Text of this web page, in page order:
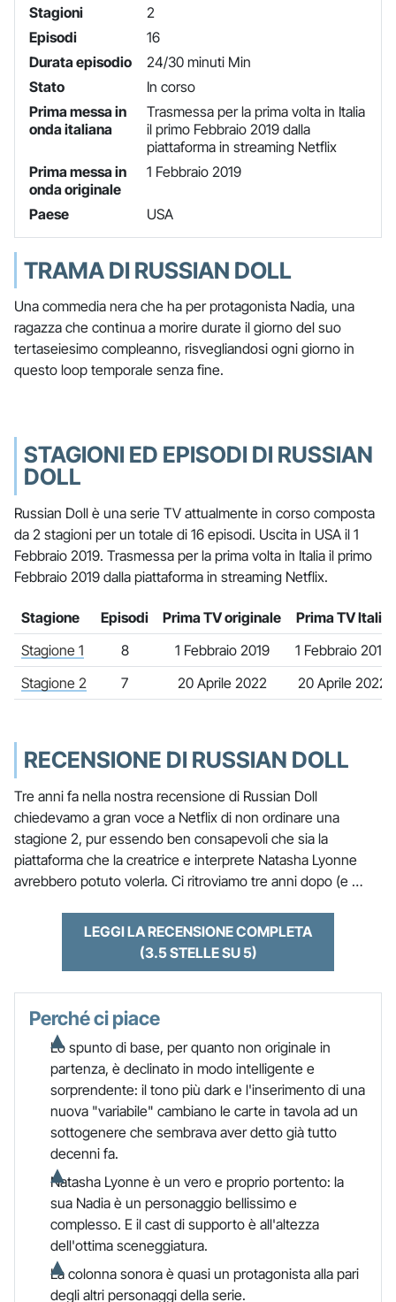
Stagioni
2
Episodi
16
Durata episodio
24/30 minuti Min
Stato
In corso
Prima messa in
onda italiana
Trasmessa per la prima volta in Italia
il primo Febbraio 2019 dalla
piattaforma in streaming Netflix
Prima messa in
onda originale
1 Febbraio 2019
Paese USA
TRAMA DI RUSSIAN DOLL
Una commedia nera che ha per protagonista Nadia, una
ragazza che continua a morire durate il giorno del suo
tertaseiesimo compleanno, risvegliandosi ogni giorno in
questo loop temporale senza fine.
STAGIONI ED EPISODI DI RUSSIAN
DOLL
Russian Doll è una serie TV attualmente in corso composta
da 2 stagioni per un totale di 16 episodi. Uscita in USA il 1
Febbraio 2019. Trasmessa per la prima volta in Italia il primo
Febbraio 2019 dalla piattaforma in streaming Netflix.
Stagione Episodi Prima TV originale
Prima TV Italia
Stagione 1
8 1 Febbraio 2019
1 Febbraio 2019
Stagione 2
7 20 Aprile 2022 20 Aprile 2022
RECENSIONE DI RUSSIAN DOLL
Tre anni fa nella nostra recensione di Russian Doll
chiedevamo a gran voce a Netflix di non ordinare una
stagione 2, pur essendo ben consapevoli che sia la
piattaforma che la creatrice e interprete Natasha Lyonne
avrebbero potuto volerla. Ci ritroviamo tre anni dopo (e …
LEGGI LA RECENSIONE COMPLETA
(3.5 STELLE SU 5)
Perché ci piace
Lo spunto di base, per quanto non originale in
partenza, è declinato in modo intelligente e
sorprendente: il tono più dark e l'inserimento di una
nuova "variabile" cambiano le carte in tavola ad un
sottogenere che sembrava aver detto già tutto
decenni fa.
Natasha Lyonne è un vero e proprio portento: la
sua Nadia è un personaggio bellissimo e
complesso. E il cast di supporto è all'altezza
dell'ottima sceneggiatura.
La colonna sonora è quasi un protagonista alla pari
degli altri personaggi della serie.